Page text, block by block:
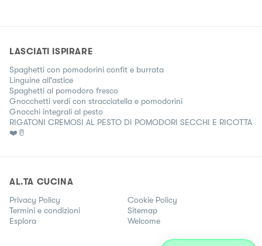
LASCIATI ISPIRARE
Spaghetti con pomodorini confit e burrata
Linguine all'astice
Spaghetti al pomodoro fresco
Gnocchetti verdi con stracciatella e pomodorini
Gnocchi integrali al pesto
RIGATONI CREMOSI AL PESTO DI POMODORI SECCHI E RICOTTA
❤️🥛
AL.TA CUCINA
Privacy Policy
Cookie Policy
Termini e condizioni
Sitemap
Esplora
Welcome